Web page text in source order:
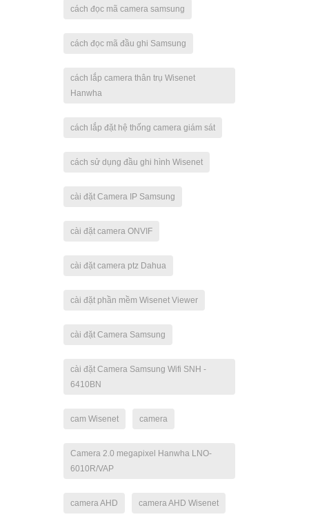
cách đọc mã camera samsung
cách đọc mã đầu ghi Samsung
cách lắp camera thân trụ Wisenet
Hanwha
cách lắp đặt hệ thống camera giám sát
cách sử dụng đầu ghi hình Wisenet
cài đặt Camera IP Samsung
cài đặt camera ONVIF
cài đặt camera ptz Dahua
cài đặt phần mềm Wisenet Viewer
cài đặt Camera Samsung
cài đặt Camera Samsung Wifi SNH -
6410BN
cam Wisenet camera
Camera 2.0 megapixel Hanwha LNO-
6010R/VAP
camera AHD camera AHD Wisenet